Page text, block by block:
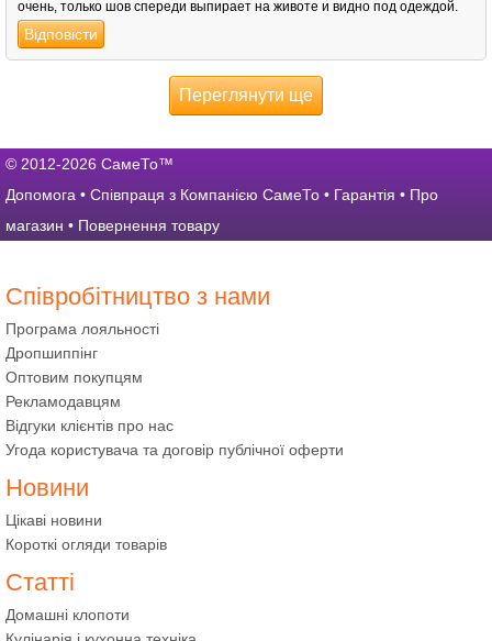
очень, только шов спереди выпирает на животе и видно под одеждой.
Відповісти
Переглянути ще
© 2012-2026 СамеТо™
Допомога • Співпраця з Компанією СамеТо • Гарантія • Про
магазин • Повернення товару
Співробітництво з нами
Програма лояльності
Дропшиппінг
Оптовим покупцям
Рекламодавцям
Відгуки клієнтів про нас
Угода користувача та договір публічної оферти
Новини
Цікаві новини
Короткі огляди товарів
Статті
Домашні клопоти